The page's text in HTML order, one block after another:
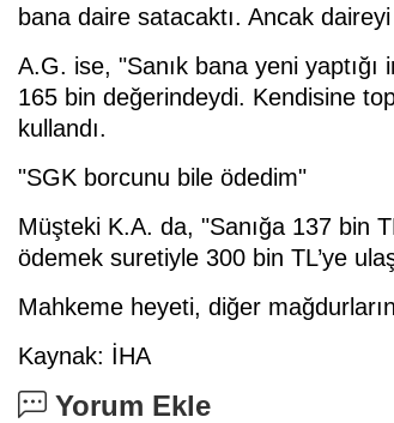
bana daire satacaktı. Ancak
A.G. ise, "Sanık bana yeni
165 bin değerindeydi. Kendisine
kullandı.
"SGK borcunu bile ödedim"
Müşteki K.A. da, "Sanığa 137 bin
ödemek suretiyle 300 bin TL’ye
Mahkeme heyeti, diğer
Kaynak: İHA
Yorum Ekle